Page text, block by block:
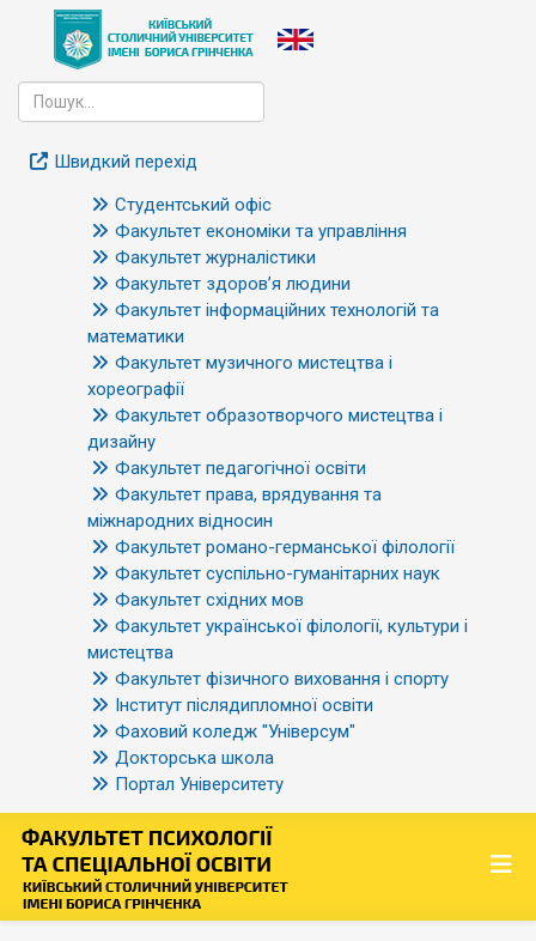
Швидкий перехід
Студентський офіс
Факультет економіки та управління
Факультет журналістики
Факультет здоров’я людини
Факультет інформаційних технологій та
математики
Факультет музичного мистецтва і
хореографії
Факультет образотворчого мистецтва і
дизайну
Факультет педагогічної освіти
Факультет права, врядування та
міжнародних відносин
Факультет романо-германської філології
Факультет суспільно-гуманітарних наук
Факультет східних мов
Факультет української філології, культури і
мистецтва
Факультет фізичного виховання і спорту
Інститут післядипломної освіти
Фаховий коледж "Універсум"
Докторська школа
Портал Університету